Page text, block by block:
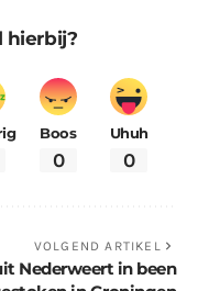
hierbij?
Boos
0
Uhuh
0
VOLGEND ARTIKEL
Nederweert in been